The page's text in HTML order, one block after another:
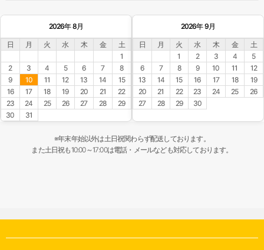
2026年 8月
日 月 火 水 木 金
土
1
2
3 4 5 6 7
8
9
10 11 12 13 14
15
16
17 18 19 20 21
22
23
24 25 26 27 28
29
30
31
2026年 9月
日 月 火 水 木 金
土
1
2 3 4
5
6
7 8 9 10 11
12
13
14 15 16 17 18
19
20
21 22 23 24 25
26
27
28 29 30
※年末年始以外は土日祝関わらず配送しております。
また土日祝も10:00～17:00は電話・メールなども対応しております。